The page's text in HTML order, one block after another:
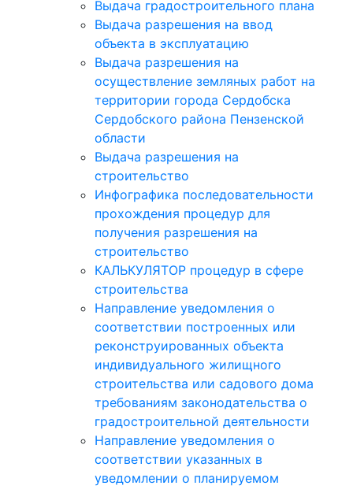
Выдача градостроительного плана
Выдача разрешения на ввод
объекта в эксплуатацию
Выдача разрешения на
осуществление земляных работ на
территории города Сердобска
Сердобского района Пензенской
области
Выдача разрешения на
строительство
Инфографика последовательности
прохождения процедур для
получения разрешения на
строительство
КАЛЬКУЛЯТОР процедур в сфере
строительства
Направление уведомления о
соответствии построенных или
реконструированных объекта
индивидуального жилищного
строительства или садового дома
требованиям законодательства о
градостроительной деятельности
Направление уведомления о
соответствии указанных в
уведомлении о планируемом